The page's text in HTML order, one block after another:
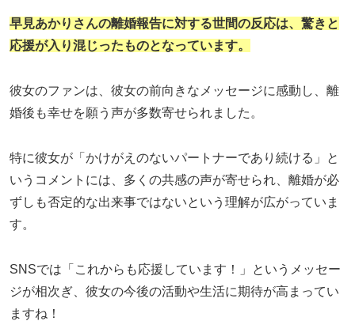
早見あかり さんの離婚報告に対する世間の反応は、驚きと
応援が入り混じったものとなっています。
彼女のファンは、彼女の前向きなメッセージに感動し、離
婚後も幸せを願う声が多数寄せられました。
特に彼女が「かけがえのないパートナーであり続ける」と
いうコメントには、多くの共感の声が寄せられ、離婚が必
ずしも否定的な出来事ではないという理解が広がっていま
す。
SNSでは「これからも応援しています！」というメッセー
ジが相次ぎ、彼女の今後の活動や生活に期待が高まってい
ますね！